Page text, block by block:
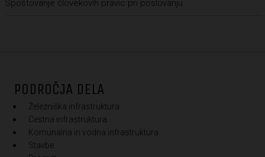
Spoštovanje človekovih pravic pri poslovanju
PODROČJA DELA
Železniška infrastruktura
Cestna infrastruktura
Komunalna in vodna infrastruktura
Stavbe